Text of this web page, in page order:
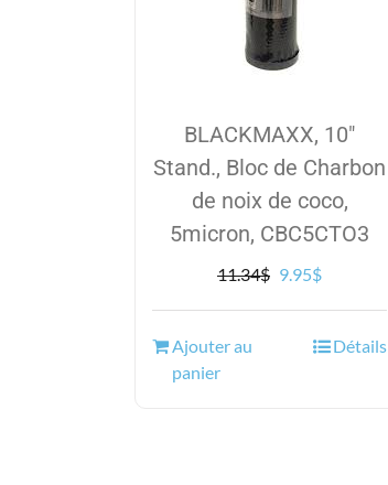
BLACKMAXX, 10″
Stand., Bloc de Charbon
de noix de coco,
5micron, CBC5CTO3
11.34$ Le
était :
9.95$Le
est :
Ajouter au
panier
Détails